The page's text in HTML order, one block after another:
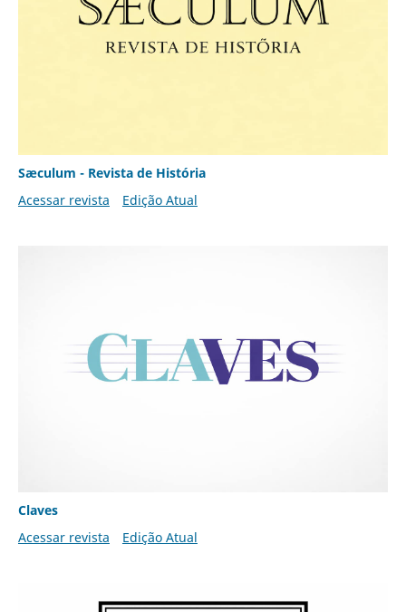
Sæculum - Revista de História
Acessar revista
Edição Atual
Claves
Acessar revista
Edição Atual